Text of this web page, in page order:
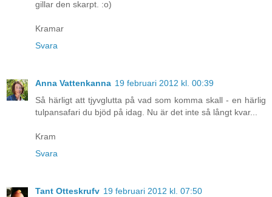
gillar den skarpt. :o)
Kramar
Svara
Anna Vattenkanna 19 februari 2012 kl. 00:39
Så härligt att tjyvglutta på vad som komma skall - en härlig
tulpansafari du bjöd på idag. Nu är det inte så långt kvar...
Kram
Svara
Tant Otteskrufv 19 februari 2012 kl. 07:50